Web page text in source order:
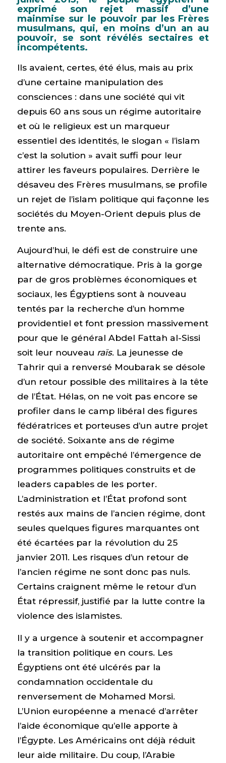
exprimé son rejet massif d’une
mainmise sur le pouvoir par les Frères
musulmans, qui, en moins d’un an au
pouvoir, se sont révélés sectaires et
incompétents.
Ils avaient, certes, été élus, mais au prix
d’une certaine manipulation des
consciences : dans une société qui vit
depuis 60 ans sous un régime autoritaire
et où le religieux est un marqueur
essentiel des identités, le slogan « l’islam
c’est la solution » avait suffi pour leur
attirer les faveurs populaires. Derrière le
désaveu des Frères musulmans, se profile
un rejet de l’islam politique qui façonne les
sociétés du Moyen-Orient depuis plus de
trente ans.
Aujourd’hui, le défi est de construire une
alternative démocratique. Pris à la gorge
par de gros problèmes économiques et
sociaux, les Égyptiens sont à nouveau
tentés par la recherche d’un homme
providentiel et font pression massivement
pour que le général Abdel Fattah al-Sissi
soit leur nouveau raïs. La jeunesse de
Tahrir qui a renversé Moubarak se désole
d’un retour possible des militaires à la tête
de l’État. Hélas, on ne voit pas encore se
profiler dans le camp libéral des figures
fédératrices et porteuses d’un autre projet
de société. Soixante ans de régime
autoritaire ont empêché l’émergence de
programmes politiques construits et de
leaders capables de les porter.
L’administration et l’État profond sont
restés aux mains de l’ancien régime, dont
seules quelques figures marquantes ont
été écartées par la révolution du 25
janvier 2011. Les risques d’un retour de
l’ancien régime ne sont donc pas nuls.
Certains craignent même le retour d’un
État répressif, justifié par la lutte contre la
violence des islamistes.
Il y a urgence à soutenir et accompagner
la transition politique en cours. Les
Égyptiens ont été ulcérés par la
condamnation occidentale du
renversement de Mohamed Morsi.
L’Union européenne a menacé d’arrêter
l’aide économique qu’elle apporte à
l’Égypte. Les Américains ont déjà réduit
leur aide militaire. Du coup, l’Arabie